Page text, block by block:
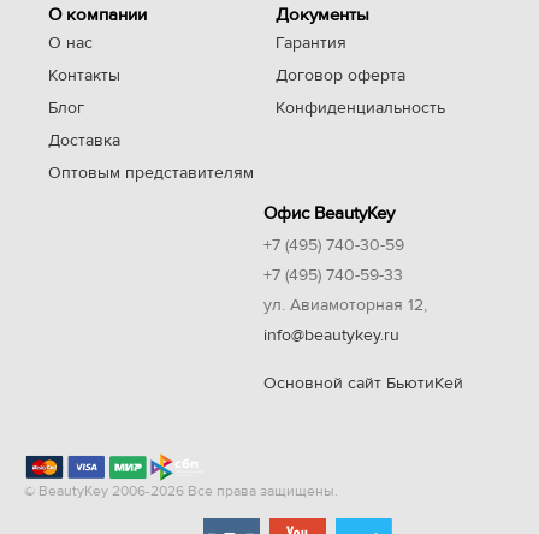
О компании
О нас
Контакты
Блог
Доставка
Оптовым представителям
Документы
Гарантия
Договор оферта
Конфиденциальность
Офис BeautyKey
+7 (495) 740-30-59
+7 (495) 740-59-33
ул. Авиамоторная 12,
info@beautykey.ru
Основной сайт БьютиКей
© BeautyKey 2006-2026 Все права защищены.